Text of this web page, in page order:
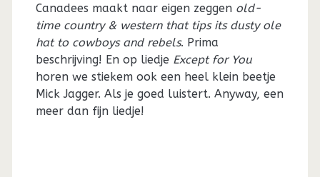
Canadees maakt naar eigen zeggen old-
time country & western that tips its dusty ole
hat to cowboys and rebels. Prima
beschrijving! En op liedje Except for You
horen we stiekem ook een heel klein beetje
Mick Jagger. Als je goed luistert. Anyway, een
meer dan fijn liedje!